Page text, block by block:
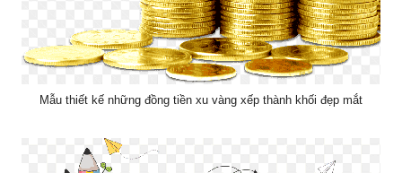
Mẫu thiết kế những đồng tiền xu vàng xếp thành khối đẹp mắt